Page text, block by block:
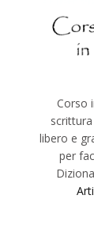
Corso
libero e
per